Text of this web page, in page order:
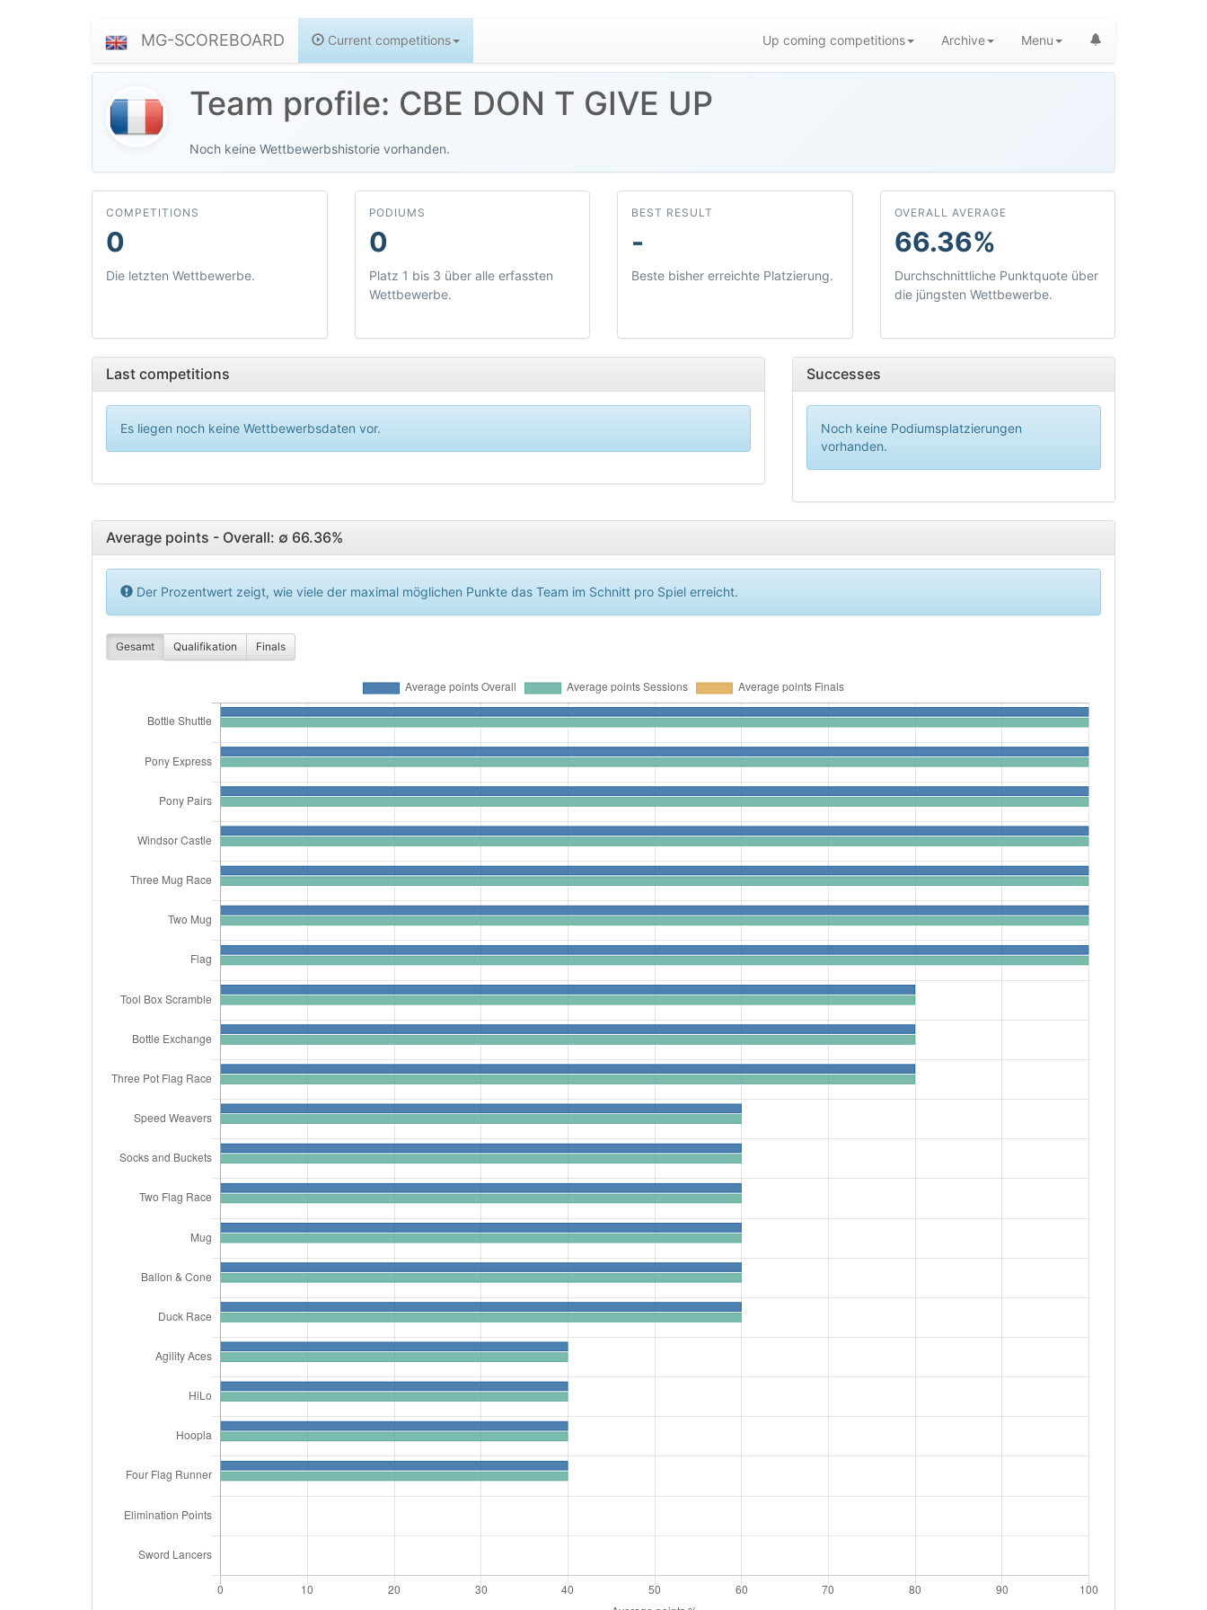
MG-SCOREBOARD Current competitions Up coming competitions Archive Menu
Team profile: CBE DON T GIVE UP
Noch keine Wettbewerbshistorie vorhanden.
COMPETITIONS
0
Die letzten Wettbewerbe.
PODIUMS
0
Platz 1 bis 3 über alle erfassten
Wettbewerbe.
BEST RESULT
-
Beste bisher erreichte Platzierung.
OVERALL AVERAGE
66.36%
Durchschnittliche Punktquote über
die jüngsten Wettbewerbe.
Last competitions
Es liegen noch keine Wettbewerbsdaten vor.
Successes
Noch keine Podiumsplatzierungen
vorhanden.
Average points - Overall: ∅ 66.36%
Der Prozentwert zeigt, wie viele der maximal möglichen Punkte das Team im Schnitt pro Spiel erreicht.
Gesamt Qualifikation Finals